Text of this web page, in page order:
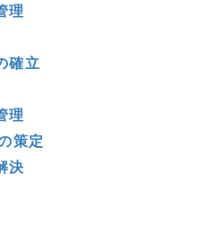
理
確立
理
策定
決